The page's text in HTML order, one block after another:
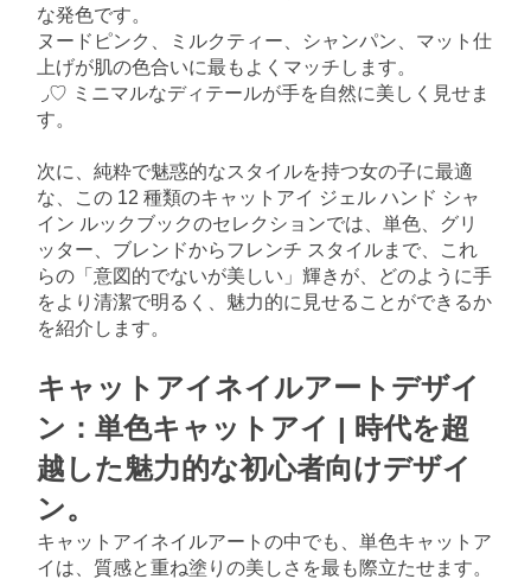
な発色です。
ヌードピンク、ミルクティー、シャンパン、マット仕
上げが肌の色合いに最もよくマッチします。
◞♡ ミニマルなディテールが手を自然に美しく見せま
す。
次に、純粋で魅惑的なスタイルを持つ女の子に最適
な、この 12 種類のキャットアイ ジェル ハンド シャ
イン ルックブックのセレクションでは、単色、グリ
ッター、ブレンドからフレンチ スタイルまで、これ
らの「意図的でないが美しい」輝きが、どのように手
をより清潔で明るく、魅力的に見せることができるか
を紹介します。
キャットアイネイルアートデザイ
ン：単色キャットアイ | 時代を超
越した魅力的な初心者向けデザイ
ン。
キャットアイネイルアートの中でも、単色キャットア
イは、質感と重ね塗りの美しさを最も際立たせます。